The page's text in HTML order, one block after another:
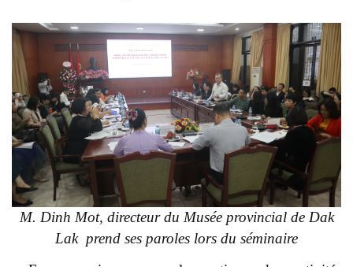
M. Dinh Mot, directeur du Musée provincial de Dak
Lak prend ses paroles lors du séminaire